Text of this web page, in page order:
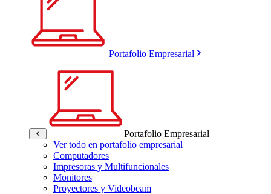
Portafolio Empresarial
Portafolio Empresarial
Ver todo en portafolio empresarial
Computadores
Impresoras y Multifuncionales
Monitores
Proyectores y Videobeam